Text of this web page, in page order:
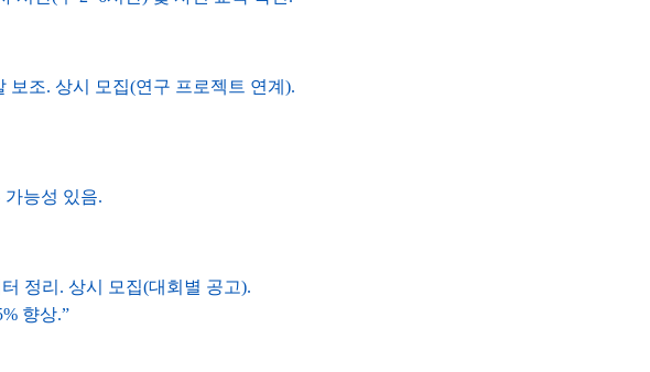
보조. 상시 모집(연구 프로젝트 연계).
가능성 있음.
정리. 상시 모집(대회별 공고).
향상.”